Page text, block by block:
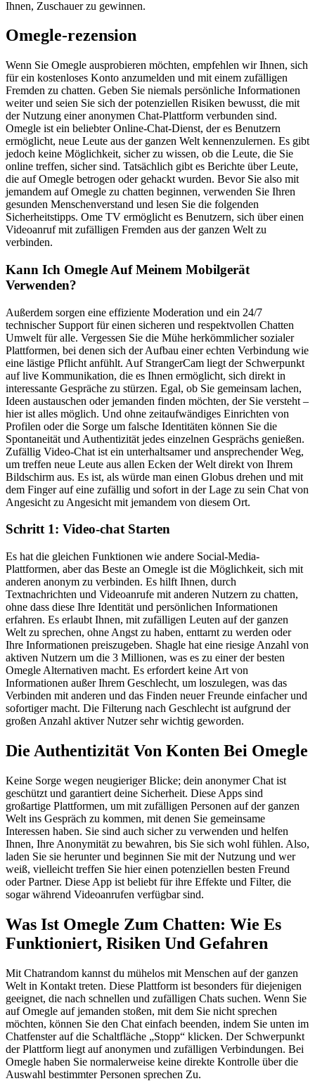
Ihnen, Zuschauer zu gewinnen.
Omegle-rezension
Wenn Sie Omegle ausprobieren möchten, empfehlen wir Ihnen, sich
für ein kostenloses Konto anzumelden und mit einem zufälligen
Fremden zu chatten. Geben Sie niemals persönliche Informationen
weiter und seien Sie sich der potenziellen Risiken bewusst, die mit
der Nutzung einer anonymen Chat-Plattform verbunden sind.
Omegle ist ein beliebter Online-Chat-Dienst, der es Benutzern
ermöglicht, neue Leute aus der ganzen Welt kennenzulernen. Es gibt
jedoch keine Möglichkeit, sicher zu wissen, ob die Leute, die Sie
online treffen, sicher sind. Tatsächlich gibt es Berichte über Leute,
die auf Omegle betrogen oder gehackt wurden. Bevor Sie also mit
jemandem auf Omegle zu chatten beginnen, verwenden Sie Ihren
gesunden Menschenverstand und lesen Sie die folgenden
Sicherheitstipps. Ome TV ermöglicht es Benutzern, sich über einen
Videoanruf mit zufälligen Fremden aus der ganzen Welt zu
verbinden.
Kann Ich Omegle Auf Meinem Mobilgerät
Verwenden?
Außerdem sorgen eine effiziente Moderation und ein 24/7
technischer Support für einen sicheren und respektvollen Chatten
Umwelt für alle. Vergessen Sie die Mühe herkömmlicher sozialer
Plattformen, bei denen sich der Aufbau einer echten Verbindung wie
eine lästige Pflicht anfühlt. Auf StrangerCam liegt der Schwerpunkt
auf live Kommunikation, die es Ihnen ermöglicht, sich direkt in
interessante Gespräche zu stürzen. Egal, ob Sie gemeinsam lachen,
Ideen austauschen oder jemanden finden möchten, der Sie versteht –
hier ist alles möglich. Und ohne zeitaufwändiges Einrichten von
Profilen oder die Sorge um falsche Identitäten können Sie die
Spontaneität und Authentizität jedes einzelnen Gesprächs genießen.
Zufällig Video-Chat ist ein unterhaltsamer und ansprechender Weg,
um treffen neue Leute aus allen Ecken der Welt direkt von Ihrem
Bildschirm aus. Es ist, als würde man einen Globus drehen und mit
dem Finger auf eine zufällig und sofort in der Lage zu sein Chat von
Angesicht zu Angesicht mit jemandem von diesem Ort.
Schritt 1: Video-chat Starten
Es hat die gleichen Funktionen wie andere Social-Media-
Plattformen, aber das Beste an Omegle ist die Möglichkeit, sich mit
anderen anonym zu verbinden. Es hilft Ihnen, durch
Textnachrichten und Videoanrufe mit anderen Nutzern zu chatten,
ohne dass diese Ihre Identität und persönlichen Informationen
erfahren. Es erlaubt Ihnen, mit zufälligen Leuten auf der ganzen
Welt zu sprechen, ohne Angst zu haben, enttarnt zu werden oder
Ihre Informationen preiszugeben. Shagle hat eine riesige Anzahl von
aktiven Nutzern um die 3 Millionen, was es zu einer der besten
Omegle Alternativen macht. Es erfordert keine Art von
Informationen außer Ihrem Geschlecht, um loszulegen, was das
Verbinden mit anderen und das Finden neuer Freunde einfacher und
sofortiger macht. Die Filterung nach Geschlecht ist aufgrund der
großen Anzahl aktiver Nutzer sehr wichtig geworden.
Die Authentizität Von Konten Bei Omegle
Keine Sorge wegen neugieriger Blicke; dein anonymer Chat ist
geschützt und garantiert deine Sicherheit. Diese Apps sind
großartige Plattformen, um mit zufälligen Personen auf der ganzen
Welt ins Gespräch zu kommen, mit denen Sie gemeinsame
Interessen haben. Sie sind auch sicher zu verwenden und helfen
Ihnen, Ihre Anonymität zu bewahren, bis Sie sich wohl fühlen. Also,
laden Sie sie herunter und beginnen Sie mit der Nutzung und wer
weiß, vielleicht treffen Sie hier einen potenziellen besten Freund
oder Partner. Diese App ist beliebt für ihre Effekte und Filter, die
sogar während Videoanrufen verfügbar sind.
Was Ist Omegle Zum Chatten: Wie Es
Funktioniert, Risiken Und Gefahren
Mit Chatrandom kannst du mühelos mit Menschen auf der ganzen
Welt in Kontakt treten. Diese Plattform ist besonders für diejenigen
geeignet, die nach schnellen und zufälligen Chats suchen. Wenn Sie
auf Omegle auf jemanden stoßen, mit dem Sie nicht sprechen
möchten, können Sie den Chat einfach beenden, indem Sie unten im
Chatfenster auf die Schaltfläche „Stopp“ klicken. Der Schwerpunkt
der Plattform liegt auf anonymen und zufälligen Verbindungen. Bei
Omegle haben Sie normalerweise keine direkte Kontrolle über die
Auswahl bestimmter Personen sprechen Zu.